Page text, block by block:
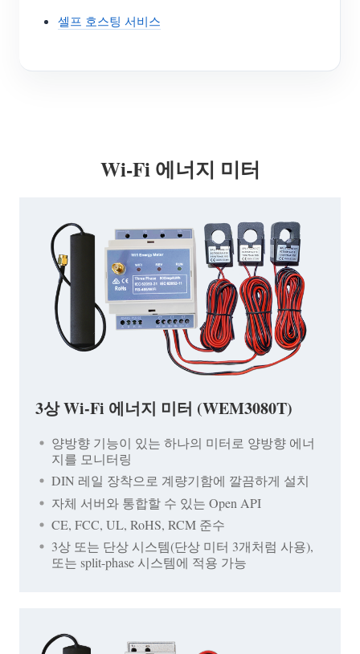
셀프 호스팅 서비스
Wi-Fi 에너지 미터
3상 Wi-Fi 에너지 미터 (WEM3080T)
양방향 기능이 있는 하나의 미터로 양방향 에너
지를 모니터링
DIN 레일 장착으로 계량기함에 깔끔하게 설치
자체 서버와 통합할 수 있는 Open API
CE, FCC, UL, RoHS, RCM 준수
3상 또는 단상 시스템(단상 미터 3개처럼 사용),
또는 split-phase 시스템에 적용 가능